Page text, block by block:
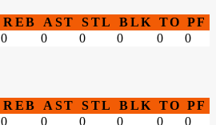
REB AST STL BLK TO PF
0 0 0 0 0 0
REB AST STL BLK TO PF
0 0 0 0 0 0